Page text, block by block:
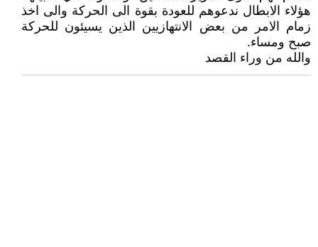
هؤلاء الابطال ندعوهم للعودة بقوة الى الحركة والى اخذ
زمام الامر من بعض الانتهازيين الذين يسيئون للحركة
صبح ومساء.
والله من وراء القصد